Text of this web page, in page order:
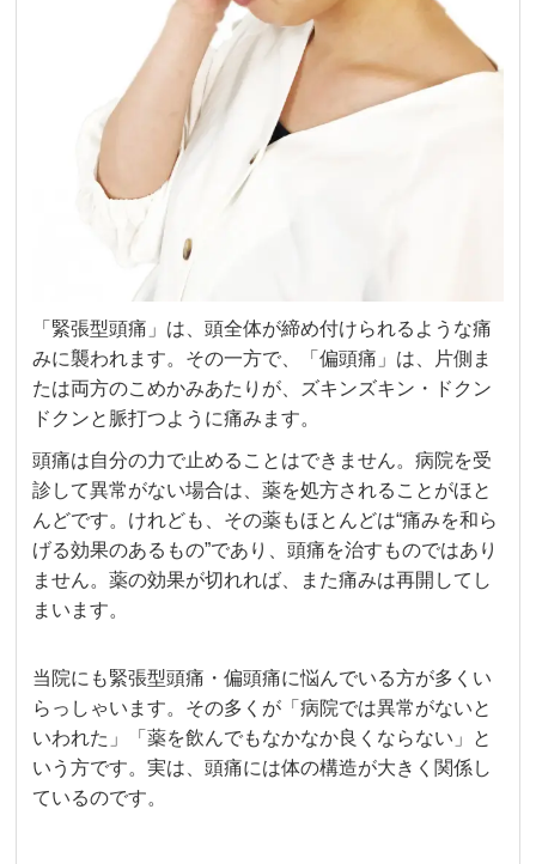
「緊張型頭痛」は、頭全体が締め付けられるような痛
みに襲われます。その一方で、「偏頭痛」は、片側ま
たは両方のこめかみあたりが、ズキンズキン・ドクン
ドクンと脈打つように痛みます。
頭痛は自分の力で止めることはできません。病院を受
診して異常がない場合は、薬を処方されることがほと
んどです。けれども、その薬もほとんどは“痛みを和ら
げる効果のあるもの”であり、頭痛を治すものではあり
ません。薬の効果が切れれば、また痛みは再開してし
まいます。
当院にも緊張型頭痛・偏頭痛に悩んでいる方が多くい
らっしゃいます。その多くが「病院では異常がないと
いわれた」「薬を飲んでもなかなか良くならない」と
いう方です。実は、頭痛には体の構造が大きく関係し
ているのです。